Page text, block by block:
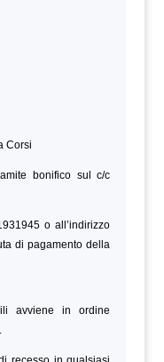
Corsi
bonifico sul c/c
o all’indirizzo
di pagamento della
avviene in ordine